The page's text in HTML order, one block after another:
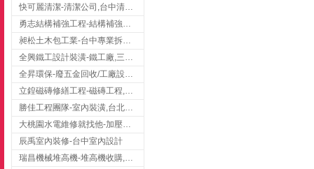
快可麗清潔-清潔公司,台中清潔公司,台中居家清潔
勇志結構補強工程-結構補強工程 ,桃園結構補強工程,龍潭結構補強工程
昶松土木包工業-台中專業拆除工程/挖土機出租
全興鐵工設計裝潢-鐵工廠,三峽鐵工廠,台北鐵工廠
全昇環保-廢五金回收/工廠設備收購/機械設備回收/高價收購廠房設備
立鍠磁磚修繕工程-磁磚工程,磁磚修補,新竹磁磚工程
勝佳工程團隊-室內裝潢,台北房屋裝修,三重室內裝修
大桃園水電維修就找他-加壓馬達,抽水馬達,桃園水電行,中壢水電
辰禹室內裝修-台中室內設計
瑞昌機械堆高機-堆高機收購,新北市堆高機,桃園堆高機